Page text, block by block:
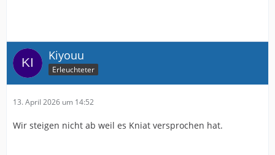
Kiyouu
Erleuchteter
13. April 2026 um 14:52
Wir steigen nicht ab weil es Kniat versprochen hat.